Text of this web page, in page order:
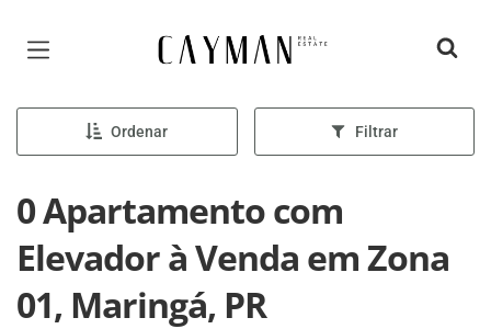
Página inicial
Ordenar Filtrar
0 Apartamento com
Elevador à Venda em Zona
01, Maringá, PR